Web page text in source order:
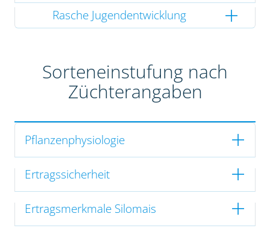
Rasche Jugendentwicklung
Sorteneinstufung nach
Züchterangaben
Pflanzenphysiologie
Ertragssicherheit
Ertragsmerkmale Silomais